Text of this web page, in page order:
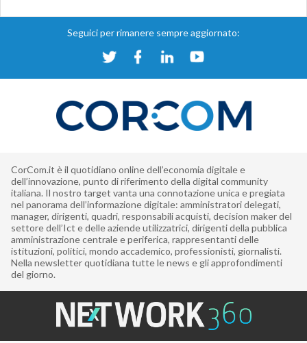
Seguici per rimanere sempre aggiornato:
CorCom.it è il quotidiano online dell’economia digitale e
dell’innovazione, punto di riferimento della digital community
italiana. Il nostro target vanta una connotazione unica e pregiata
nel panorama dell’informazione digitale: amministratori delegati,
manager, dirigenti, quadri, responsabili acquisti, decision maker del
settore dell’Ict e delle aziende utilizzatrici, dirigenti della pubblica
amministrazione centrale e periferica, rappresentanti delle
istituzioni, politici, mondo accademico, professionisti, giornalisti.
Nella newsletter quotidiana tutte le news e gli approfondimenti
del giorno.